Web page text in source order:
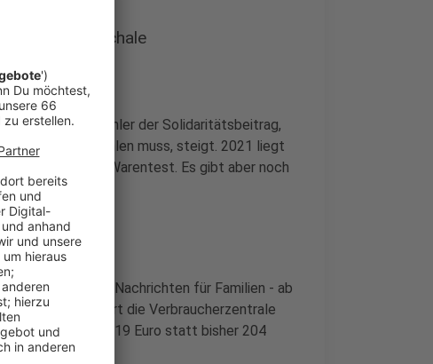
Pauschale
Steuerzahler der Solidaritätsbeitrag,
Steuern zahlen muss, steigt. 2021 liegt
die Stiftung Warentest. Es gibt aber noch
Kinder:
Gute Nachrichten für Familien - ab
pro Kind, erklärt die Verbraucherzentrale
Eltern dann 219 Euro statt bisher 204